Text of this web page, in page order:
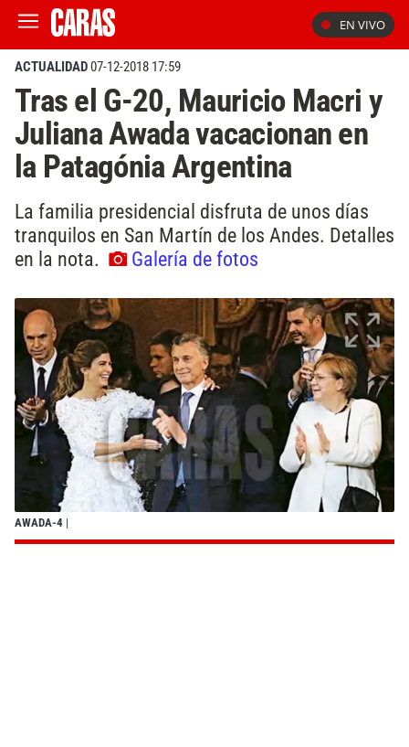
EN VIVO
ACTUALIDAD07-12-2018 17:59
Tras el G-20, Mauricio Macri y
Juliana Awada vacacionan en
la Patagónia Argentina
La familia presidencial disfruta de unos días
tranquilos en San Martín de los Andes. Detalles
en la nota.
Galería de fotos
AWADA-4 |